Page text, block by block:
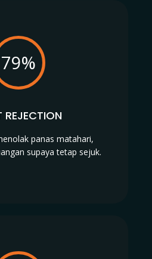
79%
REJECTION
panas matahari,
supaya tetap sejuk.